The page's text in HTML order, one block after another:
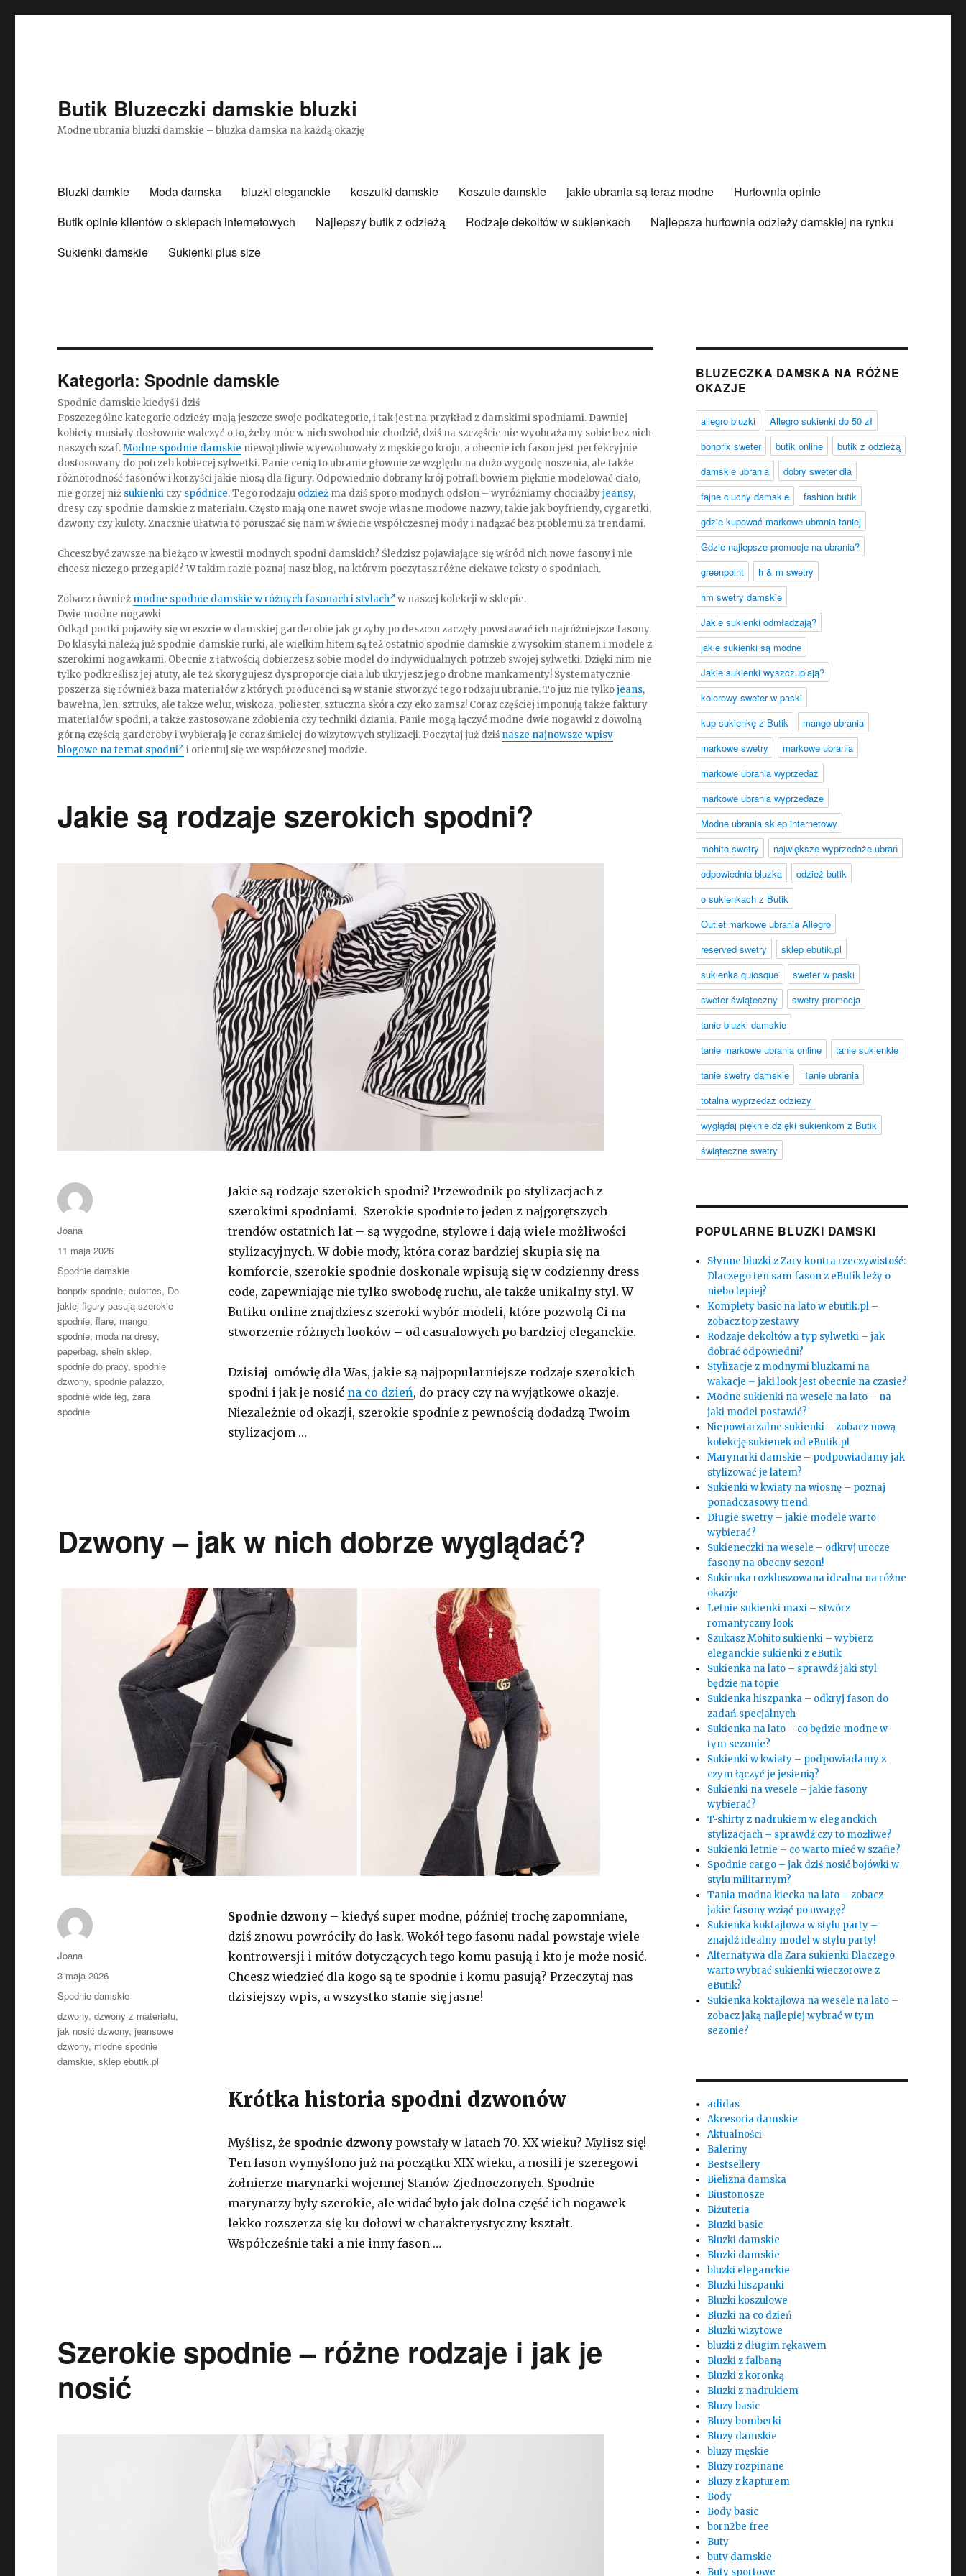
Butik Bluzeczki damskie bluzki
Modne ubrania bluzki damskie – bluzka damska na każdą okazję
Bluzki damkie Moda damska bluzki eleganckie koszulki damskie Koszule damskie jakie ubrania są teraz modne
Hurtownia opinie
Butik opinie klientów o sklepach internetowych
Najlepszy butik z odzieżą Rodzaje dekoltów w sukienkach
Najlepsza hurtownia odzieży damskiej na rynku
Sukienki damskie
Sukienki plus size
Kategoria:Spodnie damskie
Spodnie damskie kiedyś i dziś
Poszczególne kategorie odzieży mają jeszcze swoje podkategorie, i tak jest na przykład z damskimi spodniami. Dawniej
kobiety musiały dosłownie walczyć o to, żeby móc w nich swobodnie chodzić, dziś na szczęście nie wyobrażamy sobie bez nich
naszych szaf.Modne spodnie damskie niewątpliwie wyewoluowały z męskiego kroju, a obecnie ich fason jest perfekcyjnie
dostosowany do potrzeb kobiecej sylwetki. Panie cenią to ubranie głownie ze względu na dużo wygodę noszenia, ale także
różnorodność fasonów i korzyści jakie niosą dla figury. Odpowiednio dobrany krój potrafi bowiem pięknie modelować ciało,
nie gorzej niż sukienki czy spódnice. Tego rodzaju odzież ma dziś sporo modnych odsłon – wyróżniamy chociażbyjeansy,
dresy czy spodnie damskie z materiału. Często mają one nawet swoje własne modowe nazwy, takie jak boyfriendy, cygaretki,
dzwony czy kuloty. Znacznie ułatwia to poruszać się nam w świecie współczesnej mody i nadążać bez problemu za trendami.
Chcesz być zawsze na bieżąco w kwestii modnych spodni damskich? Śledzisz pojawiające się wśród nich nowe fasony i nie
chcesz niczego przegapić? W takim razie poznaj nasz blog, na którym poczytasz różne ciekawe teksty o spodniach.
Zobacz również modne spodnie damskie w różnych fasonach i stylach
w naszej kolekcji w sklepie.
Dwie modne nogawki
Odkąd portki pojawiły się wreszcie w damskiej garderobie jak grzyby po deszczu zaczęły powstawać ich najróżniejsze fasony.
Do klasyki należą już spodnie damskie rurki, ale wielkim hitem są też ostatnio spodnie damskie z wysokim stanem i modele z
szerokimi nogawkami. Obecnie z łatwością dobierzesz sobie model do indywidualnych potrzeb swojej sylwetki. Dzięki nim nie
tylko podkreślisz jej atuty, ale też skorygujesz dysproporcje ciała lub ukryjesz jego drobne mankamenty! Systematycznie
poszerza się również baza materiałów z których producenci są w stanie stworzyć tego rodzaju ubranie. To już nie tylkojeans,
bawełna, len, sztruks, ale także welur, wiskoza, poliester, sztuczna skóra czy eko zamsz! Coraz częściej imponują także faktury
materiałów spodni, a także zastosowane zdobienia czy techniki dziania. Panie mogą łączyć modne dwie nogawki z dowolną
górną częścią garderoby i wybierają je coraz śmielej do wizytowych stylizacji. Poczytaj już dziś nasze najnowsze wpisy
blogowe na temat spodni
i orientuj się we współczesnej modzie.
Jakie są rodzaje szerokich spodni?
Jakie są rodzaje szerokich spodni? Przewodnik po stylizacjach z
szerokimi spodniami. Szerokie spodnie to jeden z najgorętszych
trendów ostatnich lat – są wygodne, stylowe i dają wiele możliwości
stylizacyjnych. W dobie mody, która coraz bardziej skupia się na
komforcie, szerokie spodnie doskonale wpisują się w codzienny dress
code, zapewniając nie tylko swobodę ruchu, ale także unikalny styl. W
Butiku online znajdziesz szeroki wybór modeli, które pozwolą Ci na
stworzenie różnych looków – od casualowych po bardziej eleganckie.
Dzisiaj omówię dla Was, jakie są najpopularniejsze rodzaje szerokich
spodni i jak je nosić na co dzień, do pracy czy na wyjątkowe okazje.
Niezależnie od okazji, szerokie spodnie z pewnością dodadzą Twoim
stylizacjom …
Autor
Joana
Opublikowano
11 maja 2026
Kategorie
Spodnie damskie
Tagi
bonprix spodnie,culottes, Do
jakiej figury pasują szerokie
spodnie,flare, mango
spodnie, moda na dresy,
paperbag,shein sklep,
spodnie do pracy,spodnie
dzwony,spodnie palazzo,
spodnie wide leg,zara
spodnie
Dzwony – jak w nich dobrze wyglądać?
Spodnie dzwony– kiedyś super modne, później trochę zapomniane,
dziś znowu powróciły do łask. Wokół tego fasonu nadal powstaje wiele
kontrowersji i mitów dotyczących tego komu pasują i kto je może nosić.
Chcesz wiedzieć dla kogo są te spodnie i komu pasują? Przeczytaj nas
dzisiejszy wpis, a wszystko stanie się jasne!
Krótka historia spodni dzwonów
Myślisz, że spodnie dzwonypowstały w latach 70. XX wieku? Mylisz się!
Ten fason wymyślono już na początku XIX wieku, a nosili je szeregowi
żołnierze marynarki wojennej Stanów Zjednoczonych. Spodnie
marynarzy były szerokie, ale widać było jak dolna część ich nogawek
lekko rozszerza się ku dołowi w charakterystyczny kształt.
Współcześnie taki a nie inny fason …
Autor
Joana
Opublikowano
3 maja 2026
Kategorie
Spodnie damskie
Tagi
dzwony,dzwony z materiału,
jak nosić dzwony,jeansowe
dzwony, modne spodnie
damskie,sklep ebutik.pl
Szerokie spodnie – różne rodzaje i jak je
nosić
BLUZECZKA DAMSKA NA RÓŻNE
OKAZJE
allegro bluzki
Allegro sukienki do 50 zł
bonprix sweter
butik online
butik z odzieżą
damskie ubrania
dobry sweter dla
fajne ciuchy damskie
fashion butik
gdzie kupować markowe ubrania taniej
Gdzie najlepsze promocje na ubrania?
greenpoint
h & m swetry
hm swetry damskie
Jakie sukienki odmładzają?
jakie sukienki są modne
Jakie sukienki wyszczuplają?
kolorowy sweter w paski
kup sukienkę z Butik
mango ubrania
markowe swetry
markowe ubrania
markowe ubrania wyprzedaż
markowe ubrania wyprzedaże
Modne ubrania sklep internetowy
mohito swetry
największe wyprzedaże ubrań
odpowiednia bluzka
odzież butik
o sukienkach z Butik
Outlet markowe ubrania Allegro
reserved swetry
sklep ebutik.pl
sukienka quiosque
sweter w paski
sweter świąteczny
swetry promocja
tanie bluzki damskie
tanie markowe ubrania online
tanie sukienkie
tanie swetry damskie
Tanie ubrania
totalna wyprzedaż odzieży
wyglądaj pięknie dzięki sukienkom z Butik
świąteczne swetry
POPULARNE BLUZKI DAMSKI
Słynne bluzki z Zary kontra rzeczywistość:
Dlaczego ten sam fason z eButik leży o
niebo lepiej?
Komplety basic na lato w ebutik.pl –
zobacz top zestawy
Rodzaje dekoltów a typ sylwetki – jak
dobrać odpowiedni?
Stylizacje z modnymi bluzkami na
wakacje – jaki look jest obecnie na czasie?
Modne sukienki na wesele na lato – na
jaki model postawić?
Niepowtarzalne sukienki – zobacz nową
kolekcję sukienek od eButik.pl
Marynarki damskie – podpowiadamy jak
stylizować je latem?
Sukienki w kwiaty na wiosnę – poznaj
ponadczasowy trend
Długie swetry – jakie modele warto
wybierać?
Sukieneczki na wesele – odkryj urocze
fasony na obecny sezon!
Sukienka rozkloszowana idealna na różne
okazje
Letnie sukienki maxi – stwórz
romantyczny look
Szukasz Mohito sukienki – wybierz
eleganckie sukienki z eButik
Sukienka na lato – sprawdź jaki styl
będzie na topie
Sukienka hiszpanka – odkryj fason do
zadań specjalnych
Sukienka na lato – co będzie modne w
tym sezonie?
Sukienki w kwiaty – podpowiadamy z
czym łączyć je jesienią?
Sukienki na wesele – jakie fasony
wybierać?
T-shirty z nadrukiem w eleganckich
stylizacjach – sprawdź czy to możliwe?
Sukienki letnie – co warto mieć w szafie?
Spodnie cargo – jak dziś nosić bojówki w
stylu militarnym?
Tania modna kiecka na lato – zobacz
jakie fasony wziąć po uwagę?
Sukienka koktajlowa w stylu party –
znajdź idealny model w stylu party!
Alternatywa dla Zara sukienki Dlaczego
warto wybrać sukienki wieczorowe z
eButik?
Sukienka koktajlowa na wesele na lato –
zobacz jaką najlepiej wybrać w tym
sezonie?
adidas
Akcesoria damskie
Aktualności
Baleriny
Bestsellery
Bielizna damska
Biustonosze
Biżuteria
Bluzki basic
Bluzki damskie
Bluzki damskie
bluzki eleganckie
Bluzki hiszpanki
Bluzki koszulowe
Bluzki na co dzień
Bluzki wizytowe
bluzki z długim rękawem
Bluzki z falbaną
Bluzki z koronką
Bluzki z nadrukiem
Bluzy basic
Bluzy bomberki
Bluzy damskie
bluzy męskie
Bluzy rozpinane
Bluzy z kapturem
Body
Body basic
born2be free
Buty
buty damskie
Buty sportowe